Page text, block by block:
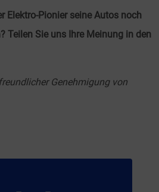
Elektro-Pionier seine Autos noch
Teilen Sie uns Ihre Meinung in den
Genehmigung von